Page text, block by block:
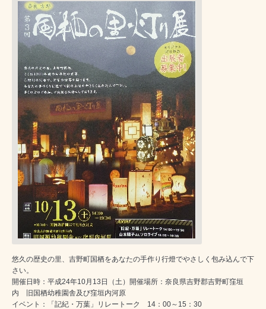
悠久の歴史の里、吉野町国栖をあなたの手作り行燈でやさしく包み込んで下
さい。
開催日時：平成24年10月13日（土）開催場所：奈良県吉野郡吉野町窪垣
内 旧国栖幼稚園舎及び窪垣内河原
イベント：「記紀・万葉」リレートーク 14：00～15：30